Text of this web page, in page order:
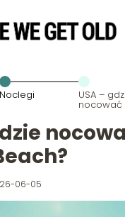
Noclegi USA –
nocować
06-05